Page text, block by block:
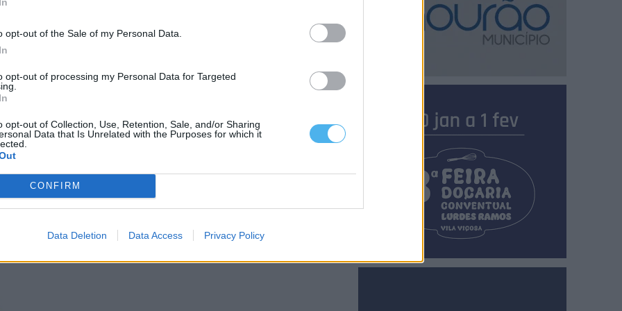
opt-out of the Sale of my Personal Data.
opt-out of processing my Personal Data for Targeted
opt-out of Collection, Use, Retention, Sale, and/or Sharing
Data that Is Unrelated with the Purposes for which it
CONFIRM
Data Deletion Data Access Privacy Policy
indicações dos fabricantes, seguindo as
o Centro de Informação Antivenenos através
pelos profissionais.
para o número europeu de emergência, 112.